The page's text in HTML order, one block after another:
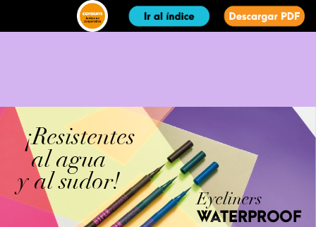
WATERPROOF
Eyeliners
¡Resistentes
alagua
y alsudor!